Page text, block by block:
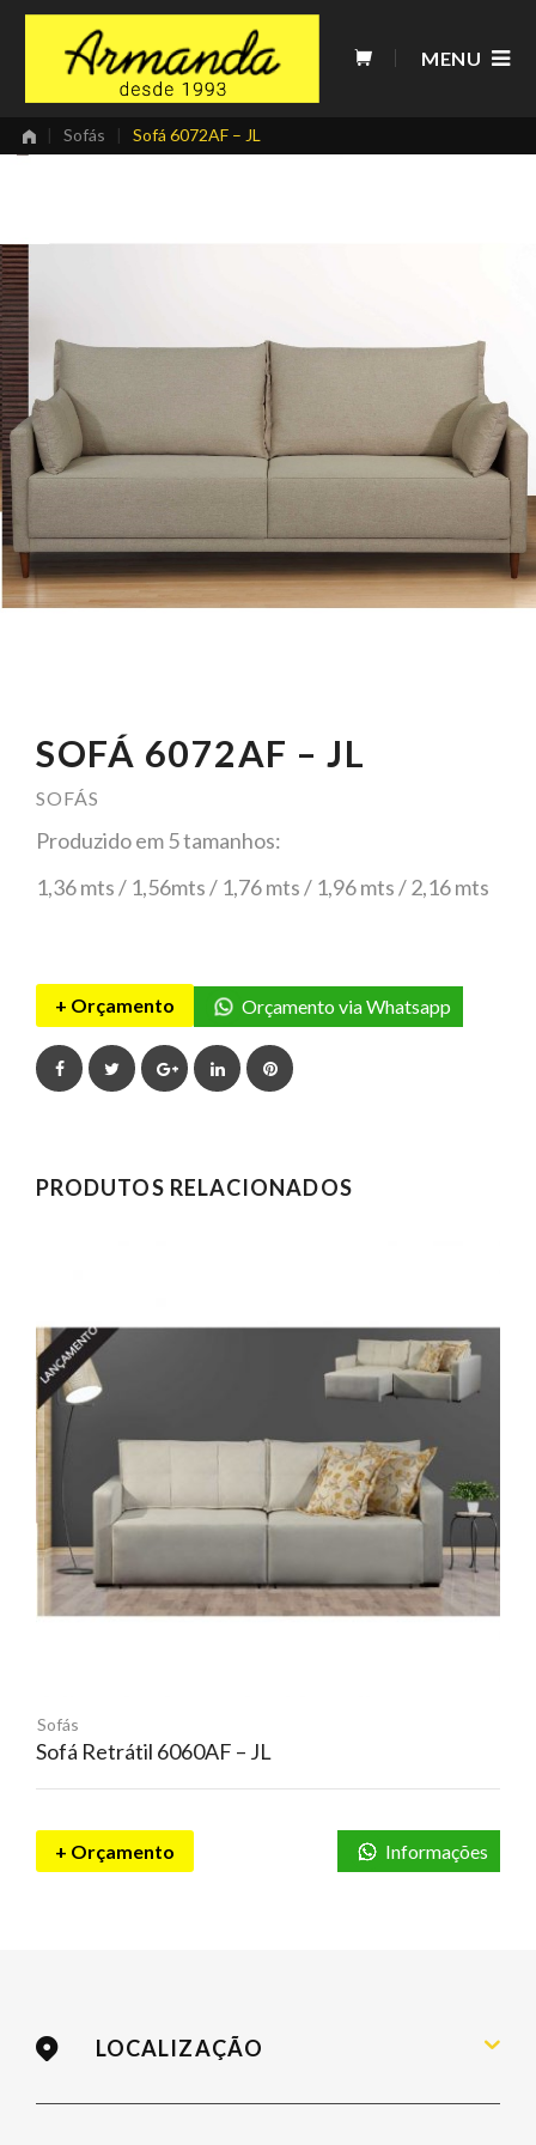
Skip
content
MENU
| Sofás | Sofá 6072AF – JL
SOFÁ 6072AF – JL
SOFÁS
Produzido em 5 tamanhos:
1,36 mts / 1,56mts / 1,76 mts / 1,96 mts / 2,16 mts
+ Orçamento Orçamento via Whatsapp
FacebookTwitterGoogle+LinkedInPinterest
PRODUTOS RELACIONADOS
Sofás
Sofá Retrátil 6060AF – JL
+ Orçamento Informações
LOCALIZAÇÃO
Rua Fúlvio Aducci, 736 / Estreito